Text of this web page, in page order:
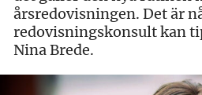
årsredovisningen. Det är
redovisningskonsult kan
Nina Brede.